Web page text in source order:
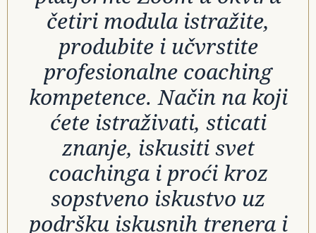
četiri modula istražite,
produbite i učvrstite
profesionalne coaching
kompetence. Način na koji
ćete istraživati, sticati
znanje, iskusiti svet
coachinga i proći kroz
sopstveno iskustvo uz
podršku iskusnih trenera i